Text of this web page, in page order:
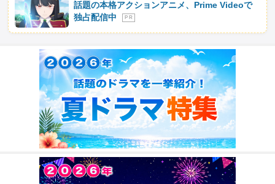
話題の本格アクションアニメ、Prime Videoで
独占配信中
P R